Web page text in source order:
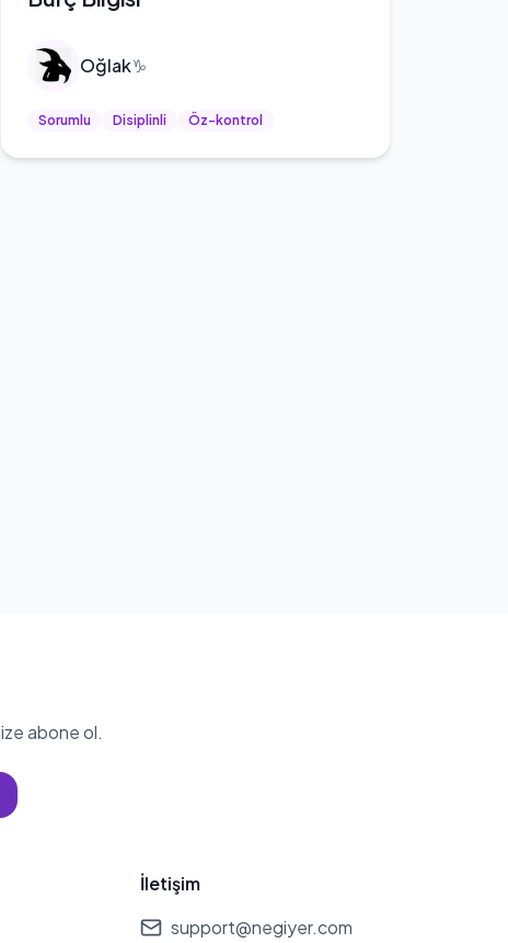
Oğlak♑
Sorumlu Disiplinli Öz-kontrol
abone ol.
İletişim
support@negiyer.com